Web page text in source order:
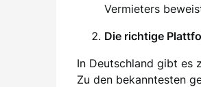
Vermieters
Die richtige
In Deutschland gibt es
Zu den bekanntesten